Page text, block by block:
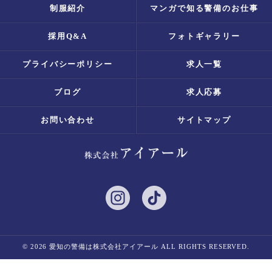
制服紹介 マンガで知る警備のお仕事
採用Q&A フォトギャラリー
プライバシーポリシー 求人一覧
ブログ 求人応募
お問い合わせ サイトマップ
© 2026 愛知の警備は株式会社アイアール ALL RIGHTS RESERVED.